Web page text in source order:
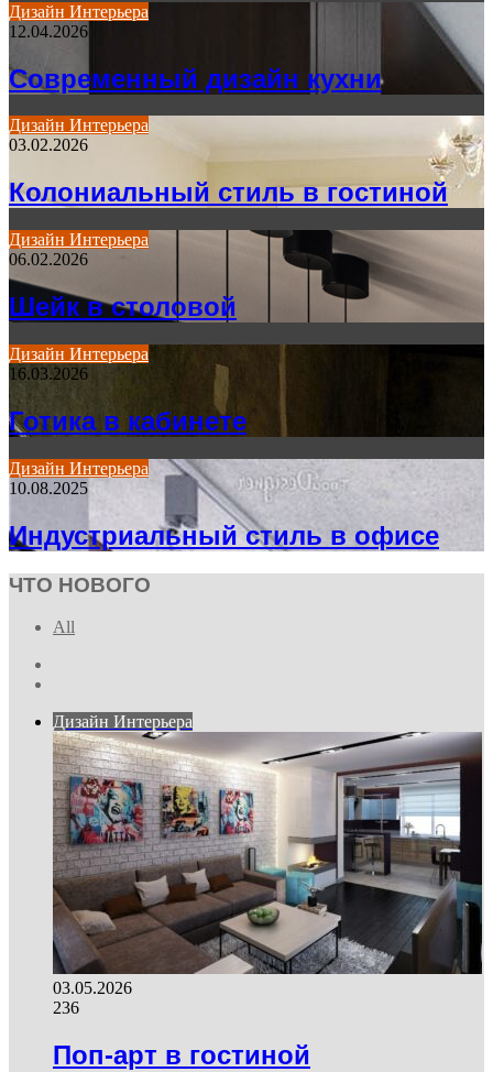
Дизайн Интерьера
12.04.2026
Современный дизайн кухни
Дизайн Интерьера
03.02.2026
Колониальный стиль в гостиной
Дизайн Интерьера
06.02.2026
Шейк в столовой
Дизайн Интерьера
16.03.2026
Готика в кабинете
Дизайн Интерьера
10.08.2025
Индустриальный стиль в офисе
ЧТО НОВОГО
All
Дизайн Интерьера
03.05.2026
236
Поп-арт в гостиной